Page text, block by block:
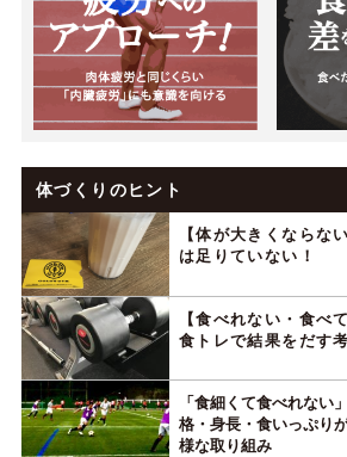
体づくりのヒント
【体が大きくならな
は足りていない！
【食べれない・食べ
食トレで結果をだす
「食細くて食べれない
格・身長・食いっぷり
様な取り組み